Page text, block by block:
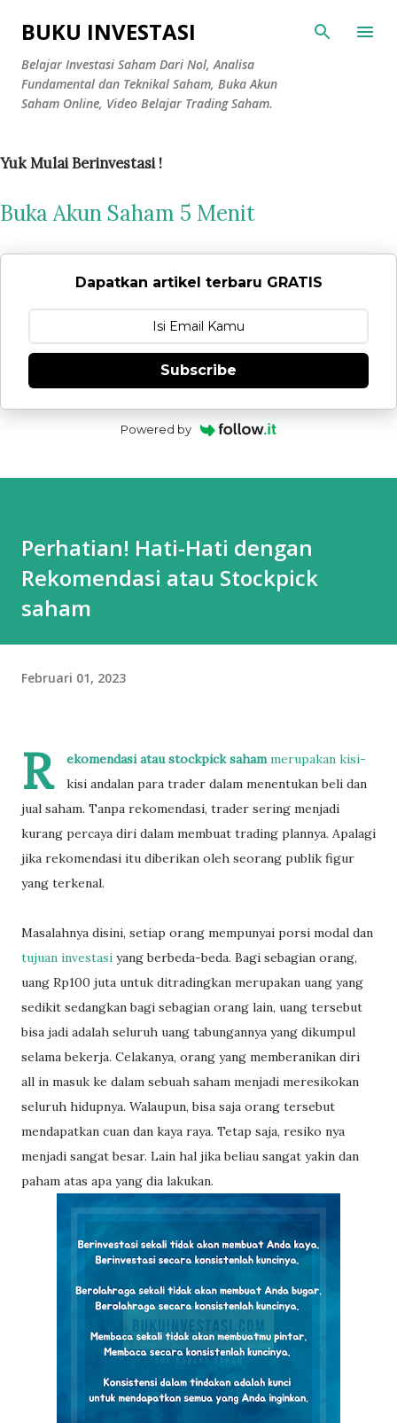
Langsung ke konten utama
BUKU INVESTASI
Belajar Investasi Saham Dari Nol, Analisa
Fundamental dan Teknikal Saham, Buka Akun
Saham Online, Video Belajar Trading Saham.
Yuk Mulai Berinvestasi !
Buka Akun Saham 5 Menit
Dapatkan artikel terbaru GRATIS
Subscribe
Powered by
Perhatian! Hati-Hati dengan
Rekomendasi atau Stockpick
saham
Februari 01, 2023
R ekomendasi atau stockpick sahammerupakan kisi-
kisi andalan para trader dalam menentukan beli dan
jual saham. Tanpa rekomendasi, trader sering menjadi
kurang percaya diri dalam membuat trading plannya. Apalagi
jika rekomendasi itu diberikan oleh seorang publik figur
yang terkenal.
Masalahnya disini, setiap orang mempunyai porsi modal dan
tujuan investasi yang berbeda-beda. Bagi sebagian orang,
uang Rp100 juta untuk ditradingkan merupakan uang yang
sedikit sedangkan bagi sebagian orang lain, uang tersebut
bisa jadi adalah seluruh uang tabungannya yang dikumpul
selama bekerja. Celakanya, orang yang memberanikan diri
all in masuk ke dalam sebuah saham menjadi meresikokan
seluruh hidupnya. Walaupun, bisa saja orang tersebut
mendapatkan cuan dan kaya raya. Tetap saja, resiko nya
menjadi sangat besar. Lain hal jika beliau sangat yakin dan
paham atas apa yang dia lakukan.